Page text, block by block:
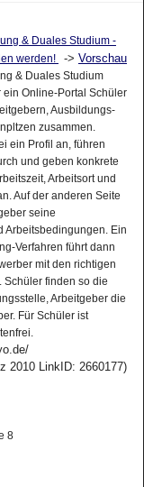
& Duales Studium -
werden!
-> Vorschau
& Duales Studium
Online-Portal Schüler
Ausbildungs-
zusammen.
ein Profil an, führen
und geben konkrete
Arbeitsort und
Auf der anderen Seite
seine
Arbeitsbedingungen. Ein
Verfahren führt dann
mit den richtigen
Schüler finden so die
Arbeitgeber die
Für Schüler ist
2010 LinkID: 2660177)
8